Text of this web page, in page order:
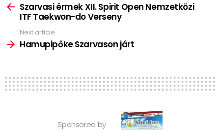
moreSzarvasi érmek XII. Spirit Open Nemzetközi
ITF Taekwon-do Verseny
Next article
Hamupipőke Szarvason járt
Sponsored by